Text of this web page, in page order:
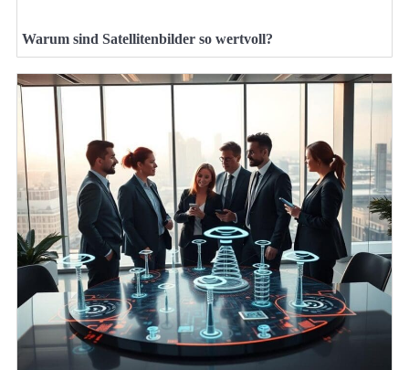
Warum sind Satellitenbilder so wertvoll?